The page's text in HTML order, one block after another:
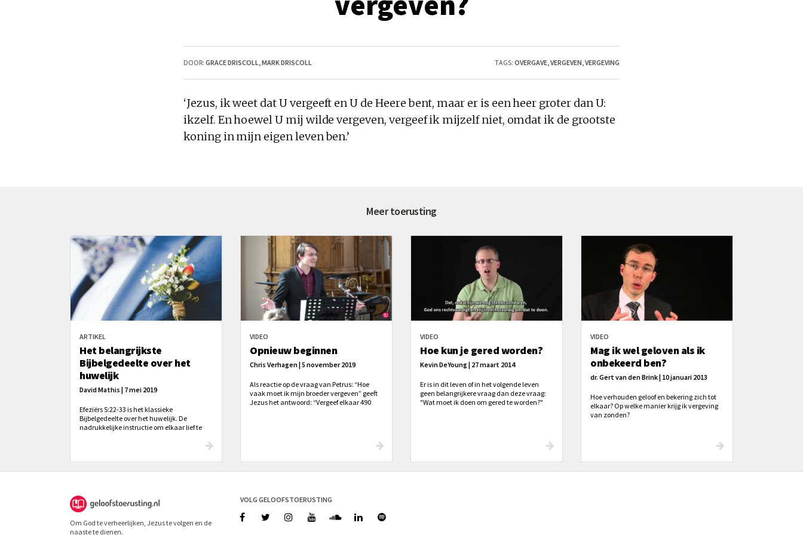
DOOR: GRACE DRISCOLL MARK DRISCOLL TAGS: OVERGAVE VERGEVEN VERGEVING
‘Jezus, ikweet dat Uvergeeft en U de Heere bent, maar er is een heer groter dan U:
ikzelf. En hoewel U mij wilde vergeven, vergeefik mijzelf niet, omdat ik de grootste
koning in mijn eigen leven ben.’
Meer toerusting
ARTIKEL
Het belangrijkste
Bijbelgedeelte over het
huwelijk
David Mathis | 7 mei 2019
Efeziërs 5:22-33 is het klassieke
Bijbelgedeelte over het huwelijk. De
nadrukkelijke instructie om elkaar lief te
is voor ons juist niet het belangrijkste, maar
VIDEO
Opnieuw beginnen
Chris Verhagen | 5 november 2019
Als reactie op de vraag van Petrus: “Hoe
vaak moet ik mijn broeder vergeven” geeft
Jezus het antwoord: “Vergeef elkaar 490
VIDEO
Hoe kun je gered worden?
Kevin DeYoung | 27 maart 2014
Er is in dit leven of in het volgende leven
geen belangrijkere vraag dan deze vraag:
"Wat moet ik doen om gered te worden?"
VIDEO
Mag ik wel geloven als ik
onbekeerd ben?
dr. Gert van den Brink | 10 januari 2013
Hoe verhouden geloof en bekering zich tot
elkaar? Op welke manier krijg ik vergeving
van zonden?
Om God te verheerlijken, Jezus te volgen en de
naaste te dienen.
VOLG GELOOFSTOERUSTING